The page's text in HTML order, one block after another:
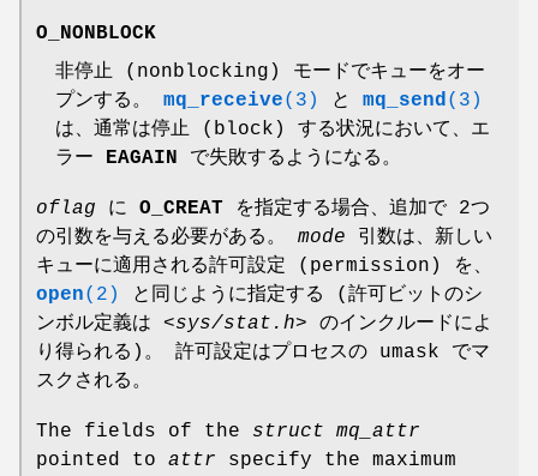
O_NONBLOCK
非停止 (nonblocking) モードでキューをオー
プンする。 mq_receive(3) と mq_send (3)
は、通常は停止 (block) する状況において、エ
ラー
EAGAIN で失敗するようになる。
oflag に O_CREAT を指定する場合、追加で 2つ
の引数を与える必要がある。 mode 引数は、新しい
キューに適用される許可設定 (permission) を、
open(2)
と同じように指定する (許可ビットのシ
ンボル定義は <sys/stat.h> のインクルードによ
り得られる)。 許可設定はプロセスの umask でマ
スクされる。
The fields of the struct mq_attr
pointed to attr specify the maximum